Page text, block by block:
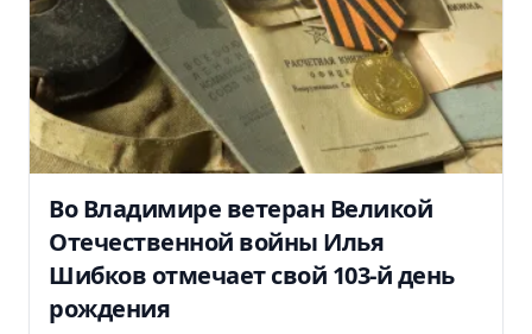
Во Владимире ветеран Великой
Отечественной войны Илья
Шибков отмечает свой 103-й день
рождения